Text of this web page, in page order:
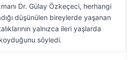
Dr. Gülay Özkeçeci, herhangi
düşünülen bireylerde yaşanan
yalnızca ileri yaşlarda
söyledi.